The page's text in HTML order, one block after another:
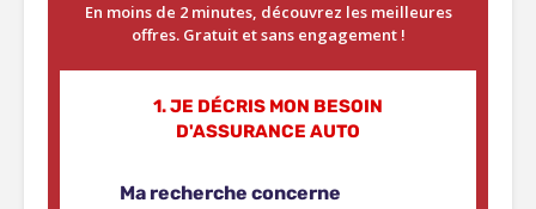
En moins de 2 minutes, découvrez les meilleures
offres. Gratuit et sans engagement !